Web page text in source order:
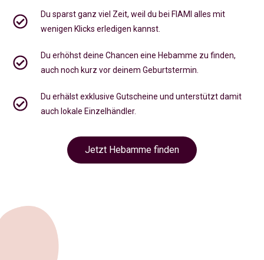
Du sparst ganz viel Zeit, weil du bei FIAMI alles mit
wenigen Klicks erledigen kannst.
Du erhöhst deine Chancen eine Hebamme zu finden,
auch noch kurz vor deinem Geburtstermin
Du erhälst exklusive Gutscheine und unterstützt damit
auch lokale Einzelhändler.
Jetzt Hebamme finden